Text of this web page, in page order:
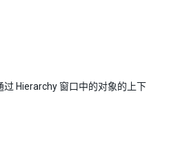
Hierarchy 窗口中的对象的上下